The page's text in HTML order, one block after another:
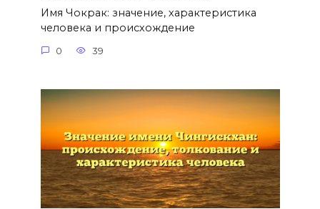
Имя Чокрак: значение, характеристика
человека и происхождение
0 39